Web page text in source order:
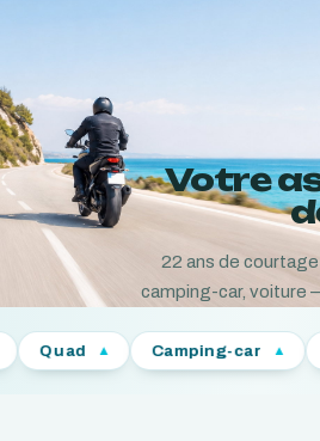
Votre
22 ans de
camping-car, voiture
Camping-car Van